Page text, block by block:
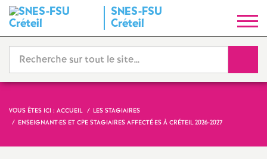
SNES-FSU
Créteil
y
n
d
i
VOUS ÊTES ICI : ACCUEIL
LES STAGIAIRES
ENSEIGNANT·ES ET CPE STAGIAIRES AFFECTÉ·ES À CRÉTEIL 2026-2027